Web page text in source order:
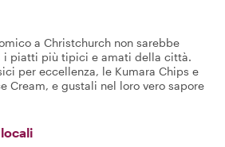
a Christchurch non sarebbe
i piatti più tipici e amati della città.
per eccellenza, le Kumara Chips e
Cream, e gustali nel loro vero sapore